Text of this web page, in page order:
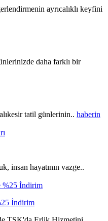
ayrıcalıklı keyfini
daha farklı bir
tatil günlerinin.. haberin
insan hayatının vazge..
İndirim